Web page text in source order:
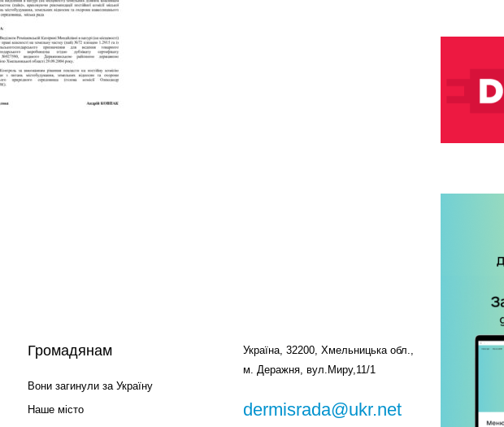
Громадянам
Вони загинули за Україну
Наше місто
Україна, 32200, Хмельницька обл.,
м. Деражня, вул.Миру,11/1
dermisrada@ukr.net